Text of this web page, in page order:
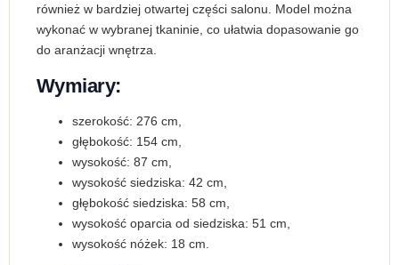
również w bardziej otwartej części salonu. Model można
wykonać w wybranej tkaninie, co ułatwia dopasowanie go
do aranżacji wnętrza.
Wymiary:
szerokość: 276 cm,
głębokość: 154 cm,
wysokość: 87 cm,
wysokość siedziska: 42 cm,
głębokość siedziska: 58 cm,
wysokość oparcia od siedziska: 51 cm,
wysokość nóżek: 18 cm.